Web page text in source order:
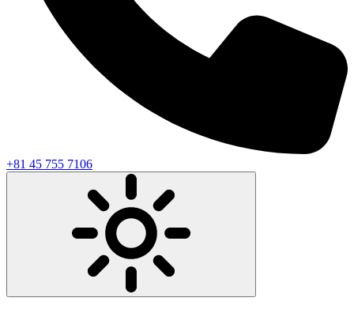
+81 45 755 7106